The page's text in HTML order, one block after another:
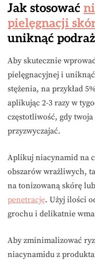
Jak stosować
pielęgnacji
uniknąć
Aby skutecznie
pielęgnacyjnej i uniknąć
stężenia, na przykład
aplikując 2-3 razy w
częstotliwość, gdy twoja
przyzwyczajać.
Aplikuj niacynamid na
obszarów wrażliwych,
na tonizowaną skórę
penetrację. Użyj ilości
grochu i delikatnie
Aby zminimalizować
niacynamidu z